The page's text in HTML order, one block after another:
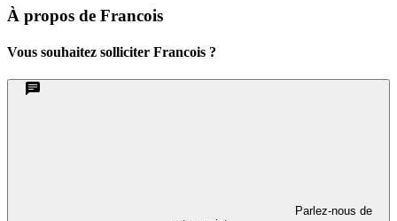
À propos de Francois
Vous souhaitez solliciter Francois ?
Parlez-nous de